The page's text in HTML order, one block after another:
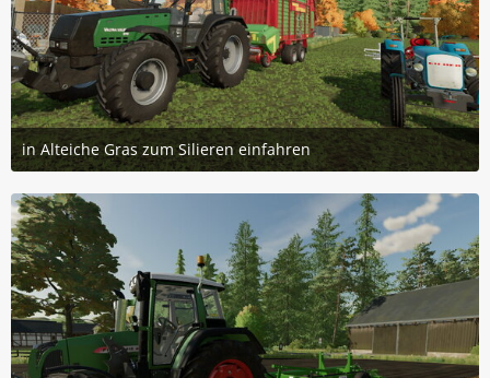
in Alteiche Gras zum Silieren einfahren
1. Juni 2024 um 15:08
1